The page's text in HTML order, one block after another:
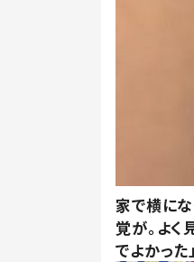
家で横に
覚が。よく
でよかった」